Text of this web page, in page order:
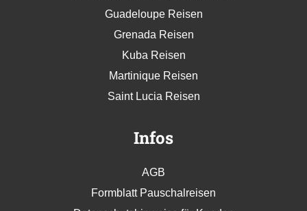
Guadeloupe Reisen
Grenada Reisen
Kuba Reisen
Martinique Reisen
Saint Lucia Reisen
Infos
AGB
Formblatt Pauschalreisen